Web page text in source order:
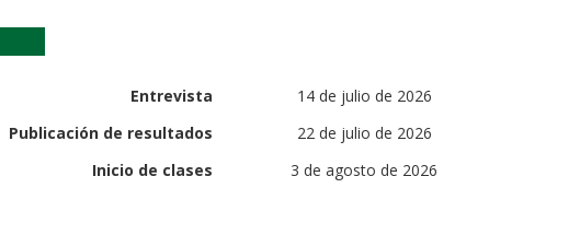
Entrevista
Publicación de resultados
Inicio de clases
14 de julio de 2026
22 de julio de 2026
3 de agosto de 2026